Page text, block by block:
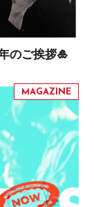
のご挨拶🎍